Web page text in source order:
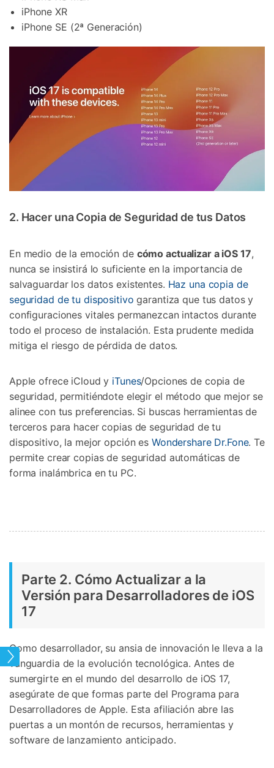
iPhone XR
iPhone SE (2ª Generación)
2. Hacer una Copia de Seguridad de tus Datos
En medio de la emoción de cómo actualizar a iOS 17,
nunca se insistirá lo suficiente en la importancia de
salvaguardar los datos existentes. Haz una copia de
seguridad de tu dispositivogarantiza que tus datos y
configuraciones vitales permanezcan intactos durante
todo el proceso de instalación. Esta prudente medida
mitiga el riesgo de pérdida de datos.
Apple ofrece iCloud y iTunes/Opciones de copia de
seguridad, permitiéndote elegir el método que mejor se
alinee con tus preferencias. Si buscas herramientas de
terceros para hacer copias de seguridad de tu
dispositivo, la mejor opción es Wondershare Dr.Fone. Te
permite crear copias de seguridad automáticas de
forma inalámbrica en tu PC.
Parte 2. Cómo Actualizar a la
Versión para Desarrolladores de iOS
17
Como desarrollador, su ansia de innovación le lleva a la
vanguardia de la evolución tecnológica. Antes de
sumergirte en el mundo del desarrollo de iOS 17,
asegúrate de que formas parte del Programa para
Desarrolladores de Apple. Esta afiliación abre las
puertas a un montón de recursos, herramientas y
software de lanzamiento anticipado.
17